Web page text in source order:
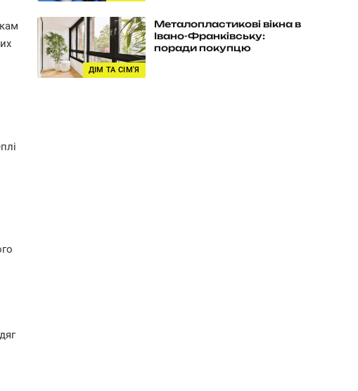
ДІМ ТА СІМ'Я
Металопластикові вікна в
Івано-Франківську:
поради покупцю